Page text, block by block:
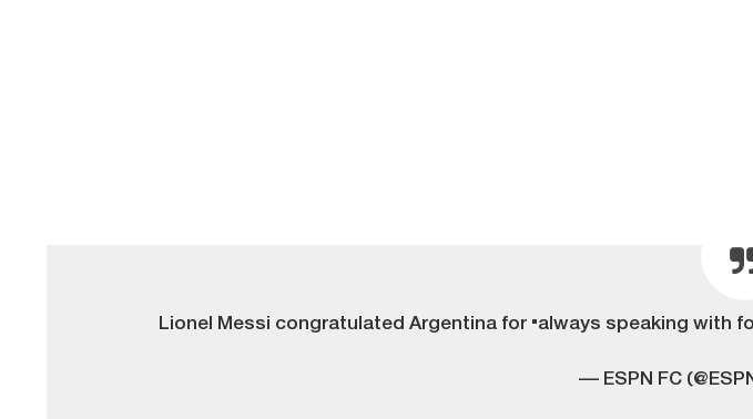
Lionel Messi congratulated Argentina for "always speaking with
— ESPN FC